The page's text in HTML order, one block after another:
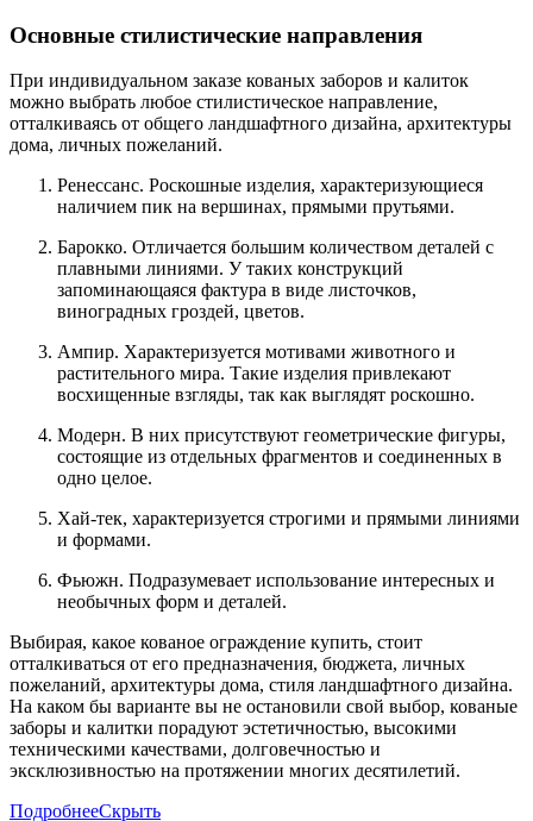
Основные стилистические направления
При индивидуальном заказе кованых заборов и калиток
можно выбрать любое стилистическое направление,
отталкиваясь от общего ландшафтного дизайна, архитектуры
дома, личных пожеланий.
Ренессанс. Роскошные изделия, характеризующиеся
наличием пик на вершинах, прямыми прутьями.
Барокко. Отличается большим количеством деталей с
плавными линиями. У таких конструкций
запоминающаяся фактура в виде листочков,
виноградных гроздей, цветов.
Ампир. Характеризуется мотивами животного и
растительного мира. Такие изделия привлекают
восхищенные взгляды, так как выглядят роскошно.
Модерн. В них присутствуют геометрические фигуры,
состоящие из отдельных фрагментов и соединенных в
одно целое.
Хай-тек, характеризуется строгими и прямыми линиями
и формами.
Фьюжн. Подразумевает использование интересных и
необычных форм и деталей.
Выбирая, какое кованое ограждение купить, стоит
отталкиваться от его предназначения, бюджета, личных
пожеланий, архитектуры дома, стиля ландшафтного дизайна.
На каком бы варианте вы не остановили свой выбор, кованые
заборы и калитки порадуют эстетичностью, высокими
техническими качествами, долговечностью и
эксклюзивностью на протяжении многих десятилетий.
ПодробнееСкрыть